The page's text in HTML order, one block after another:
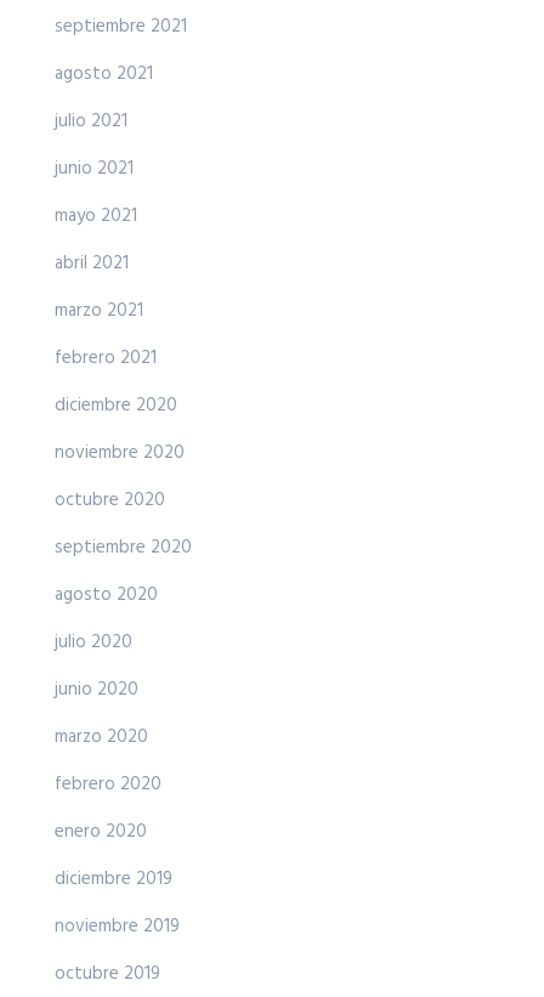
septiembre 2021
agosto 2021
julio 2021
junio 2021
mayo 2021
abril 2021
marzo 2021
febrero 2021
diciembre 2020
noviembre 2020
octubre 2020
septiembre 2020
agosto 2020
julio 2020
junio 2020
marzo 2020
febrero 2020
enero 2020
diciembre 2019
noviembre 2019
octubre 2019